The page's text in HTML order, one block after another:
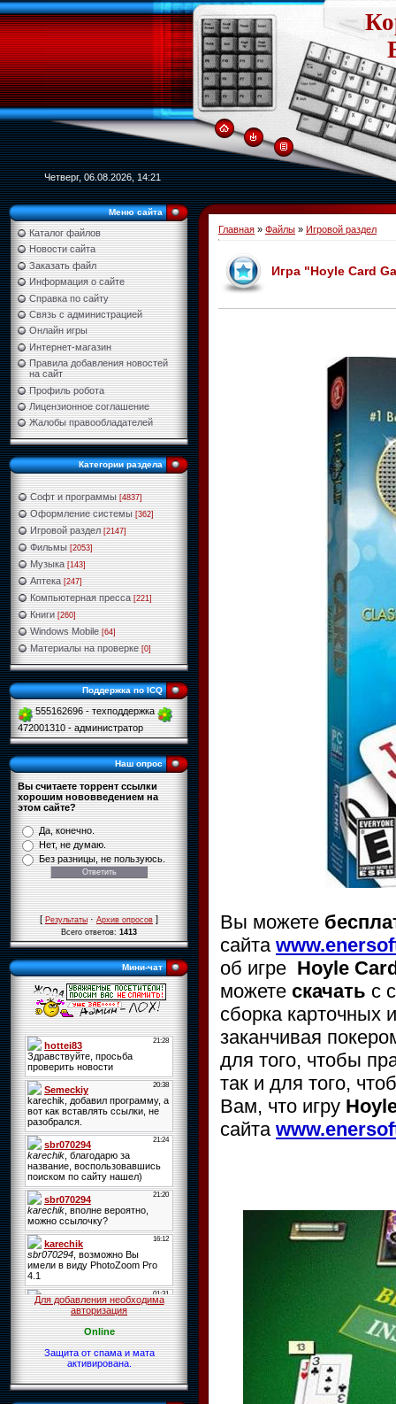
Четверг, 06.08.2026, 14:21
Меню сайта
Каталог файлов
Новости сайта
Заказать файл
Информация о сайте
Справка по сайту
Связь с администрацией
Онлайн игры
Интернет-магазин
Правила добавления новостей
на сайт
Профиль робота
Лицензионное соглашение
Жалобы правообладателей
Категории раздела
Софт и программы [4837]
Оформление системы [362]
Игровой раздел [2147]
Фильмы [2053]
Музыка [143]
Аптека [247]
Компьютерная пресса [221]
Книги [260]
Windows Mobile [64]
Материалы на проверке [0]
Поддержка по ICQ
555162696 - техподдержка
472001310 - администратор
Наш опрос
Вы считаете торрент ссылки
хорошим нововведением на
этом сайте?
Да, конечно.
Нет, не думаю.
Без разницы, не пользуюсь.
[Результаты·Архив опросов]
Всего ответов:1413
Мини-чат
Для добавления необходима
авторизация
Online
Защита от спама и мата
активирована.
Главная » Файлы » Игровой раздел
Игра "Hoyle Card
Вы можете
сайта
об игре Hoyle
можете скачать с
сборка карточных
заканчивая
для того, чтобы
так и для того,
Вам, что игру
сайта